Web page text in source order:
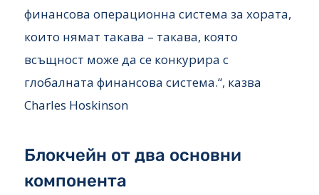
финансова операционна система за хората,
които нямат такава – такава, която
всъщност може да се конкурира с
глобалната финансова система.“, казва
Charles Hoskinson
Блокчейн от два основни
компонента